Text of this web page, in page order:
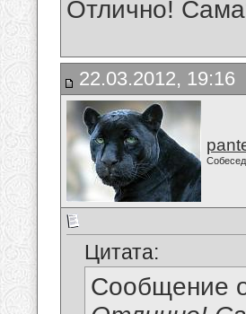
Отлично!
22.03.2012, 19:16
Цитата:
Сообщение